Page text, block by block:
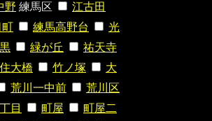
野 練馬区
江古田
町 練馬高野台
光
緑が丘
祐天寺
大橋 竹ノ塚
大
荒川一中前
荒川区
目 町屋
町屋二